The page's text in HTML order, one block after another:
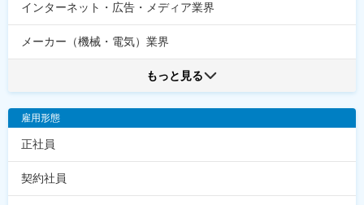
インターネット・広告・メディア業界
メーカー（機械・電気）業界
もっと見る
雇用形態
正社員
契約社員